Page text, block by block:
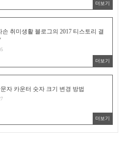
더보기
손 취미생활 블로그의 2017 티스토리 결
더보기
문자 카운터 숫자 크기 변경 방법
더보기